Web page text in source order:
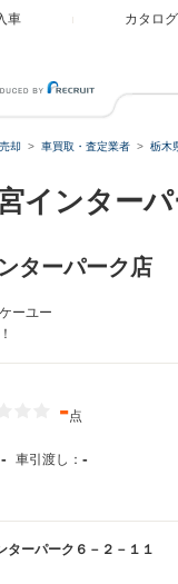
車 カタログ
却 車買取・査定業者 栃木
インター
ターパーク店
ーユー
-点
- 車引渡し： -
ターパーク６－２－１１